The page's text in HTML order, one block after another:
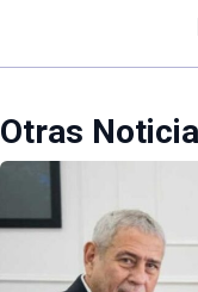
Otras